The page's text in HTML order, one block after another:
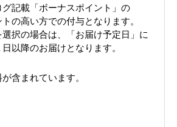
記載「ボーナスポイント」の
の高い方での付与となります。
択の場合は、「お届け予定日」に
以降のお届けとなります。
含まれています。